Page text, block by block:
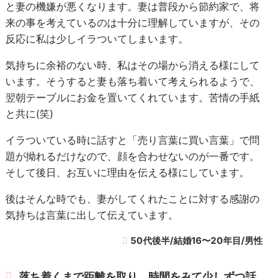
と妻の機嫌が悪くなります。妻は普段から節約家で、将
来の事を考えているのは十分に理解していますが、その
反応に私は少しイラついてしまいます。
気持ちに余裕のない時、私はその場から消える様にして
います。そうすると妻も落ち着いて考えられるようで、
翌朝テーブルにお金を置いてくれています。苦情の手紙
と共に(笑)
イラついている時に話すと「売り言葉に買い言葉」で問
題が拗れるだけなので、顔を合わせないのが一番です。
そして後日、お互いに理由を伝える様にしています。
後はそんな時でも、妻がしてくれたことに対する感謝の
気持ちは言葉に出して伝えています。
50代後半/結婚16〜20年目/男性